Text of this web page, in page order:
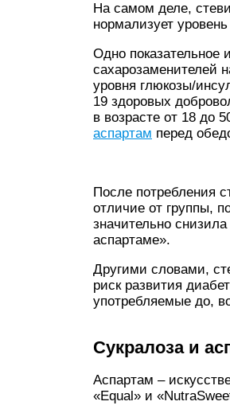
На самом деле,
нормализует
Одно показательное
сахарозаменителей
уровня глюкозы/
19 здоровых
в возрасте от 18 до
аспартам перед
После потребления
отличие от группы,
значительно
аспартаме».
Другими словами,
риск развития
употребляемые до,
Сукралоза и
Аспартам –
«Equal» и